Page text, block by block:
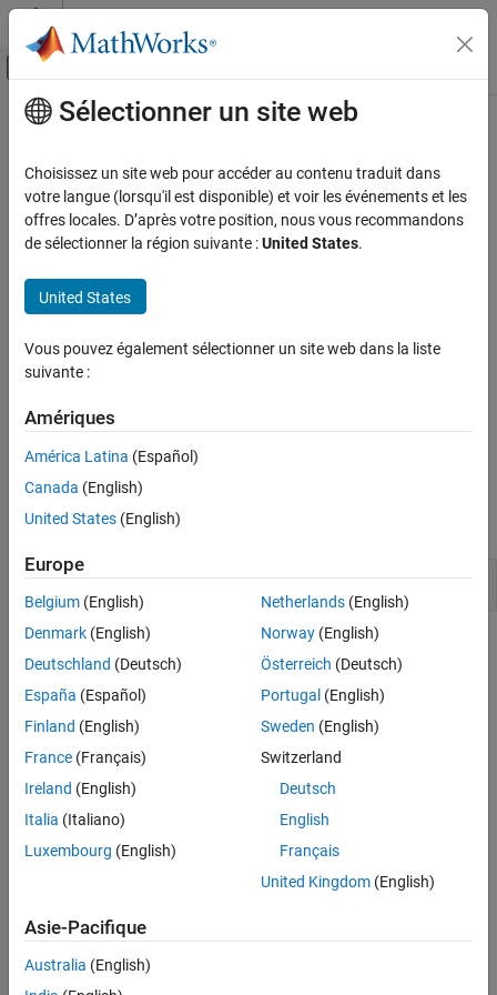
Passer au contenu
Activer/désactiver l'affichage du menu
Accueil de la documentation
Polyspace Bug Finder
Reviewing and Reporting Results
Polyspace Bug Finder Results
Coding Standards
Common Weakness Enumeration (CWE)
ON THIS PAGE
Check Information
Version History
Contenu principal
CWE Rule 476
NULL Pointer Dereference
Since R2023a
expand all in page
A NULL pointer dereference occurs when the application
typically causing a crash or exit.
The rule checker checks forDereference of a null pointer.
Examples
expand all
Dereference of a null pointer
Check Information
Category:Pointer Issues
Version History
Introduced in R2023a
See Also
Topics
Sélectionner un site web
Choisissez un site web pour accéder au contenu traduit dans
votre langue (lorsqu'il est disponible) et voir les événements et les
offres locales. D’après votre position, nous vous recommandons
de sélectionner la région suivante :United States.
United States
Vous pouvez également sélectionner un site web dans la liste
suivante :
Amériques
América Latina (Español)
Canada (English)
United States (English)
Europe
Belgium (English)
Denmark (English)
Deutschland (Deutsch)
España (Español)
Finland (English)
France (Français)
Ireland (English)
Italia (Italiano)
Luxembourg (English)
Netherlands(English)
Norway(English)
Österreich (Deutsch)
Portugal (English)
Sweden (English)
Switzerland
Deutsch
English
Français
United Kingdom(English)
Asie-Pacifique
Australia (English)